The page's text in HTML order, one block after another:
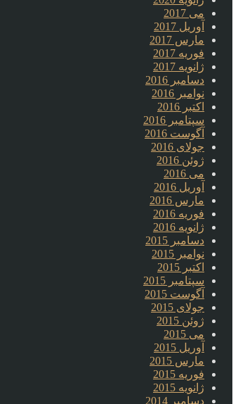
می 2017
آوریل 2017
مارس 2017
فوریه 2017
ژانویه 2017
دسامبر 2016
نوامبر 2016
اکتبر 2016
سپتامبر 2016
آگوست 2016
جولای 2016
ژوئن 2016
می 2016
آوریل 2016
مارس 2016
فوریه 2016
ژانویه 2016
دسامبر 2015
نوامبر 2015
اکتبر 2015
سپتامبر 2015
آگوست 2015
جولای 2015
ژوئن 2015
می 2015
آوریل 2015
مارس 2015
فوریه 2015
ژانویه 2015
دسامبر 2014